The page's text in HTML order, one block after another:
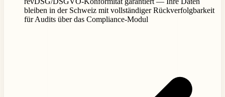
bleiben in der Schweiz mit vollständiger Rückverfolgbarkeit
für Audits über das Compliance-Modul